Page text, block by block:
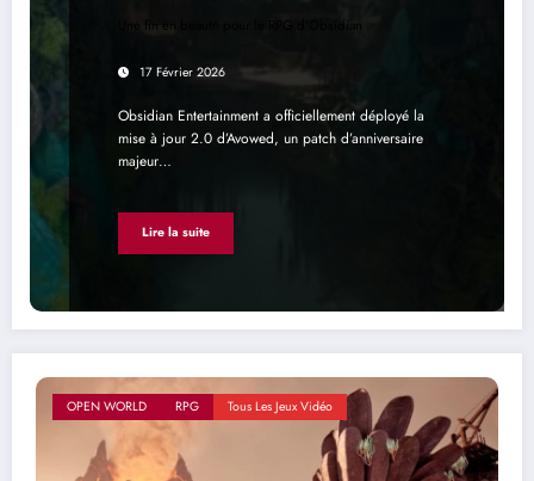
Une fin en beauté pour le RPG d'Obsidian
17 Février 2026
Obsidian Entertainment a officiellement déployé la
mise à jour 2.0 d’Avowed, un patch d’anniversaire
majeur…
Lire la suite
OPEN WORLD RPG Tous Les Jeux Vidéo